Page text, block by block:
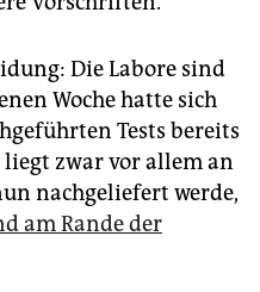
Die Labore sind
Woche hatte sich
Tests bereits
zwar vor allem an
nachgeliefert werde,
am Rande der